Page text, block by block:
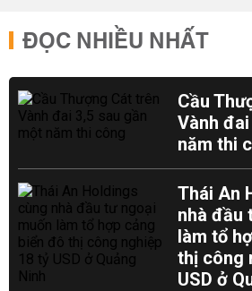
ĐỌC NHIỀU NHẤT
Cầu
Vành
năm thi
Thái An
nhà đầu
làm tổ
thị công
USD ở